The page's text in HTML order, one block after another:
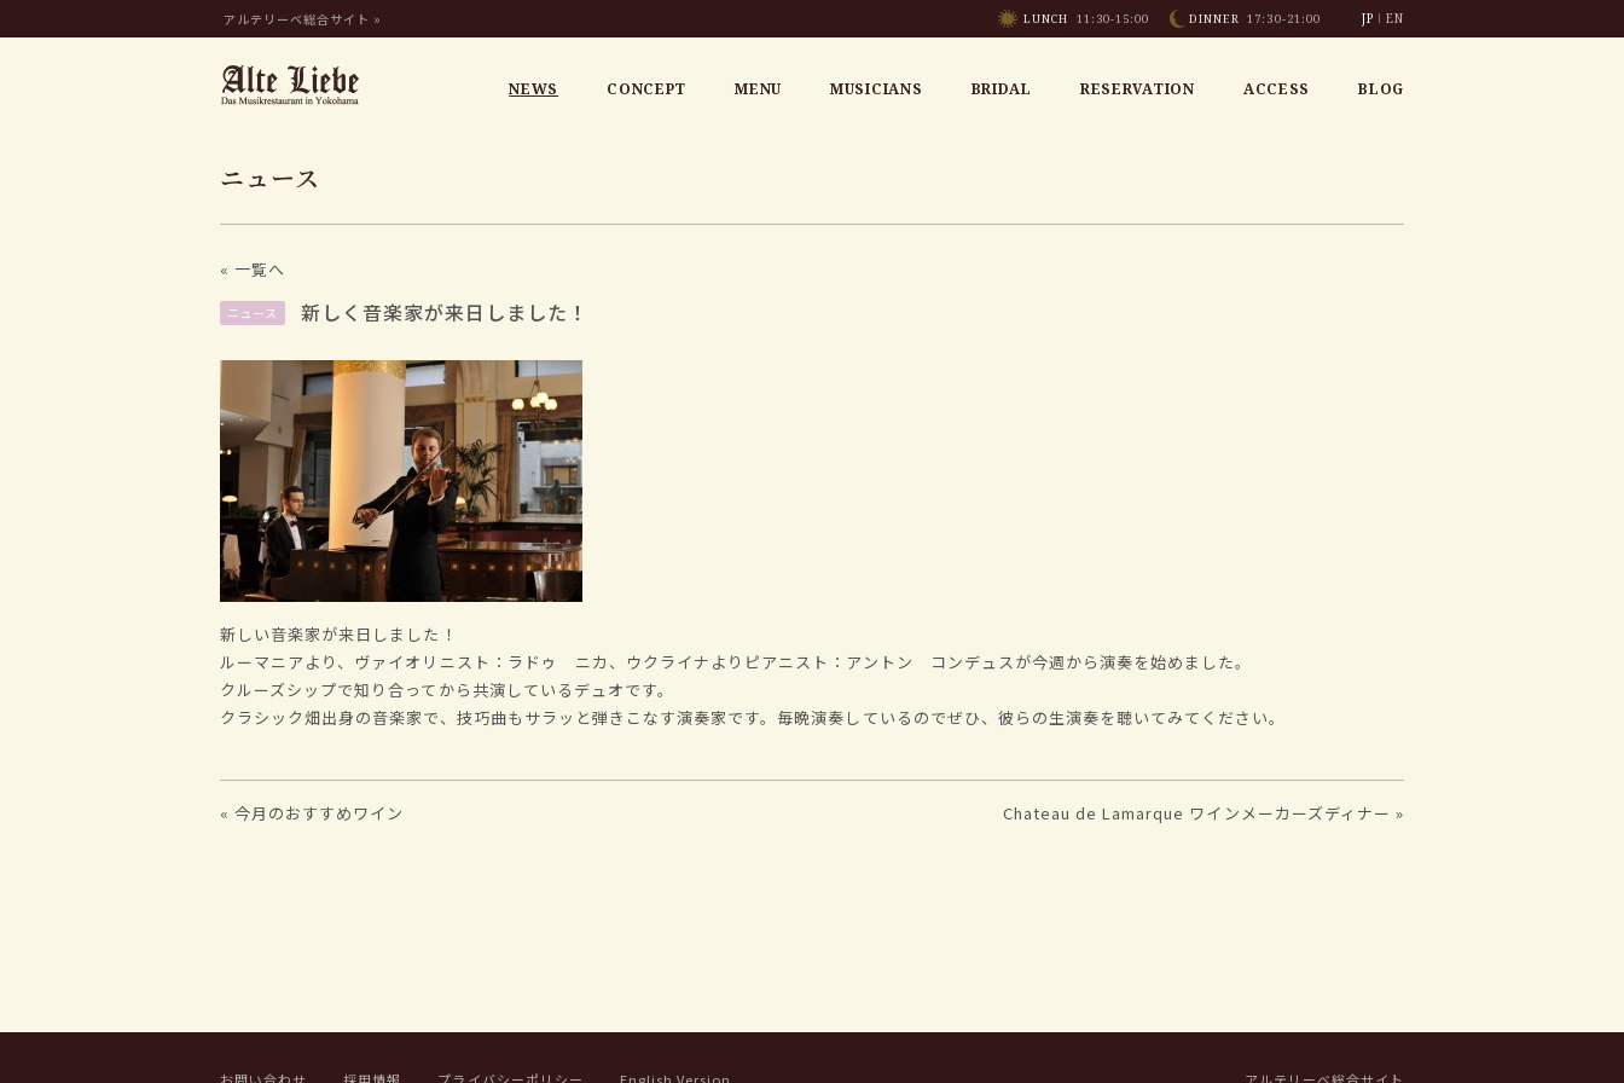
アルテリーベ総合サイト » JP EN
LUNCH 11:30-15:00 DINNER 17:30-21:00
NEWS CONCEPT MENU MUSICIANS BRIDAL RESERVATION ACCESS BLOG
ニュース
« 一覧へ
ニュース 新しく音楽家が来日しました！
新しい音楽家が来日しました！
ルーマニアより、ヴァイオリニスト：ラドゥ ニカ、ウクライナよりピアニスト：アントン コンデュスが今週から演奏を始めました。
クルーズシップで知り合ってから共演しているデュオです。
クラシック畑出身の音楽家で、技巧曲もサラッと弾きこなす演奏家です。毎晩演奏しているのでぜひ、彼らの生演奏を聴いてみてください。
« 今月のおすすめワイン Chateau de Lamarque ワインメーカーズディナー »